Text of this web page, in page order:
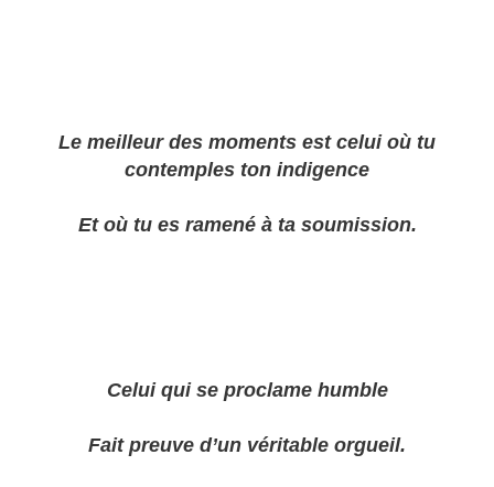
Le meilleur des moments est celui où tu
contemples ton indigence
Et où tu es ramené à ta soumission.
Celui qui se proclame humble
Fait preuve d’un véritable orgueil.